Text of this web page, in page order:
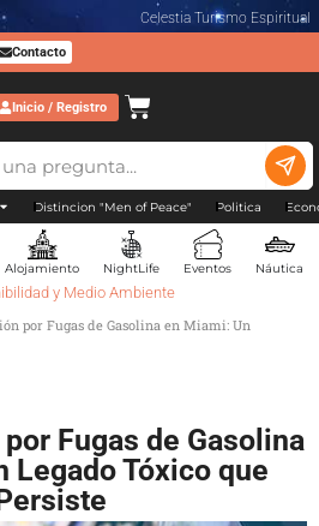
Celestia Turismo Espiritual
Contacto
Inicio / Registro
Distincion "Men of Peace" Politica
Alojamiento NightLife Eventos Náutica
y Medio Ambiente
por Fugas de Gasolina en Miami: Un
Fugas de Gasolina
Legado Tóxico que